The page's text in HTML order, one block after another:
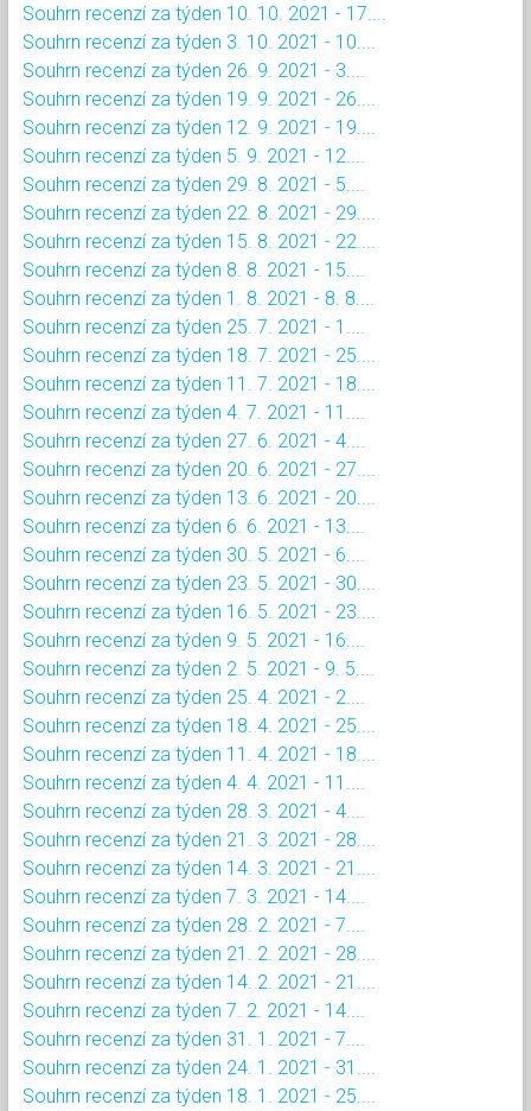
Souhrn recenzí za týden 10. 10. 2021 - 17....
Souhrn recenzí za týden 3. 10. 2021 - 10....
Souhrn recenzí za týden 26. 9. 2021 - 3....
Souhrn recenzí za týden 19. 9. 2021 - 26....
Souhrn recenzí za týden 12. 9. 2021 - 19....
Souhrn recenzí za týden 5. 9. 2021 - 12....
Souhrn recenzí za týden 29. 8. 2021 - 5....
Souhrn recenzí za týden 22. 8. 2021 - 29....
Souhrn recenzí za týden 15. 8. 2021 - 22....
Souhrn recenzí za týden 8. 8. 2021 - 15....
Souhrn recenzí za týden 1. 8. 2021 - 8. 8....
Souhrn recenzí za týden 25. 7. 2021 - 1....
Souhrn recenzí za týden 18. 7. 2021 - 25....
Souhrn recenzí za týden 11. 7. 2021 - 18....
Souhrn recenzí za týden 4. 7. 2021 - 11....
Souhrn recenzí za týden 27. 6. 2021 - 4....
Souhrn recenzí za týden 20. 6. 2021 - 27....
Souhrn recenzí za týden 13. 6. 2021 - 20....
Souhrn recenzí za týden 6. 6. 2021 - 13....
Souhrn recenzí za týden 30. 5. 2021 - 6....
Souhrn recenzí za týden 23. 5. 2021 - 30....
Souhrn recenzí za týden 16. 5. 2021 - 23....
Souhrn recenzí za týden 9. 5. 2021 - 16....
Souhrn recenzí za týden 2. 5. 2021 - 9. 5....
Souhrn recenzí za týden 25. 4. 2021 - 2....
Souhrn recenzí za týden 18. 4. 2021 - 25....
Souhrn recenzí za týden 11. 4. 2021 - 18....
Souhrn recenzí za týden 4. 4. 2021 - 11....
Souhrn recenzí za týden 28. 3. 2021 - 4....
Souhrn recenzí za týden 21. 3. 2021 - 28....
Souhrn recenzí za týden 14. 3. 2021 - 21....
Souhrn recenzí za týden 7. 3. 2021 - 14....
Souhrn recenzí za týden 28. 2. 2021 - 7....
Souhrn recenzí za týden 21. 2. 2021 - 28....
Souhrn recenzí za týden 14. 2. 2021 - 21....
Souhrn recenzí za týden 7. 2. 2021 - 14....
Souhrn recenzí za týden 31. 1. 2021 - 7....
Souhrn recenzí za týden 24. 1. 2021 - 31....
Souhrn recenzí za týden 18. 1. 2021 - 25....